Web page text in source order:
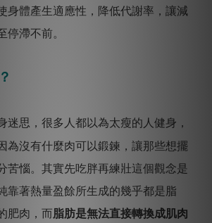
身體產生適應性，降低代謝率，讓減
停滯不前。
迷思，很多人都以為太瘦的人健身，
為沒有什麼肉可以鍛鍊，讓那些想擺
苦惱。其實先吃胖再練壯這個觀念是
靠著熱量盈餘所生成的幾乎都是脂
肥肉，而 脂肪是無法直接轉換成肌肉